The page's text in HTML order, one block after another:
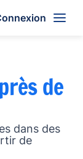
près de
dans des
de